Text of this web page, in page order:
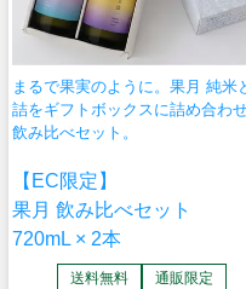
まるで果実のように。果月 純米
詰をギフトボックスに詰め合わ
飲み比べセット。
【EC限定】
果月 飲み比べセット
720mL × 2本
送料無料 通販限定